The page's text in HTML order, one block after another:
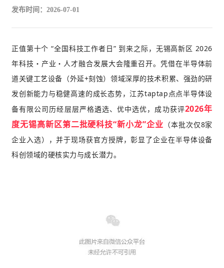
发布时间：2026-07-01
正值第十个 “全国科技工作者日” 到来之际，无锡高新区 2026
年科技・产业・人才融合发展大会隆重召开。凭借在半导体前
道关键工艺设备（外延+刻蚀）领域深厚的技术积累、强劲的研
发创新能力与稳健高速的成长态势，江苏taptap点点半导体设
备有限公司历经层层严格遴选、优中选优，成功获评2026年
度无锡高新区第二批硬科技“新小龙”企业 （本批次仅8家
企业入选），并于现场获官方授牌，彰显了企业在半导体设备
科创领域的硬核实力与成长潜力。